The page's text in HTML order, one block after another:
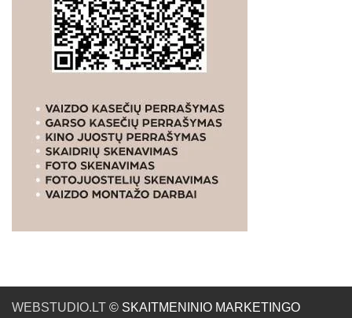
WEBSTUDIO.LT © SKAITMENINIO MARKETINGO